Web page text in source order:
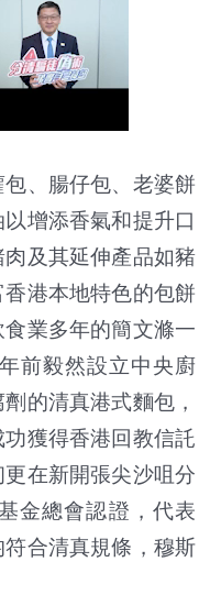
、腸仔包、老婆餅
增添香氣和提升口
及其延伸產品如豬
港本地特色的包餅
業多年的簡文滌一
前毅然設立中央廚
的清真港式麵包，
獲得香港回教信託
在新開張尖沙咀分
金總會認證，代表
符合清真規條，穆斯